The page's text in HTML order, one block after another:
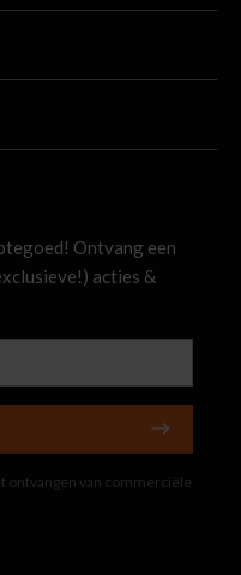
Ontvang een
acties &
ontvangen van commerciële